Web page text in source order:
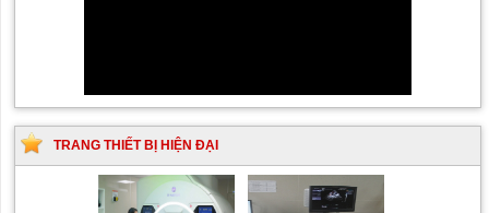
TRANG THIẾT BỊ HIỆN ĐẠI